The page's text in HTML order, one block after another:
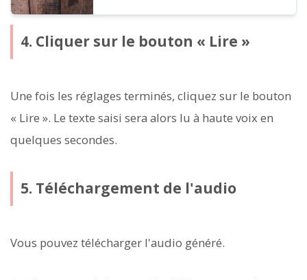
4. Cliquer sur le bouton « Lire »
Une fois les réglages terminés, cliquez sur le bouton
« Lire ». Le texte saisi sera alors lu à haute voix en
quelques secondes.
5. Téléchargement de l'audio
Vous pouvez télécharger l'audio généré.